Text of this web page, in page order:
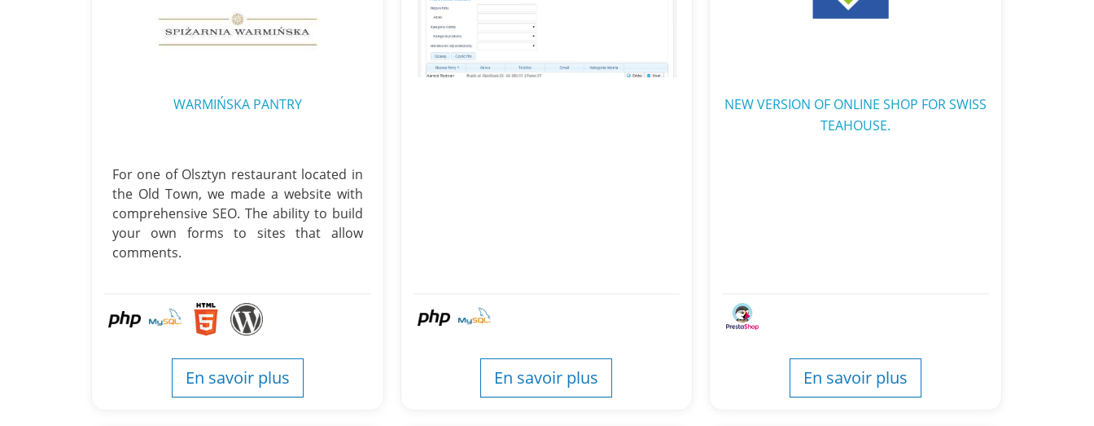
WARMIŃSKA PANTRY
For one of Olsztyn restaurant located in
the Old Town, we made a website with
comprehensive SEO. The ability to build
your own forms to sites that allow
comments.
En savoir plus En savoir plus
NEW VERSION OF ONLINE SHOP FOR SWISS
TEAHOUSE.
En savoir plus